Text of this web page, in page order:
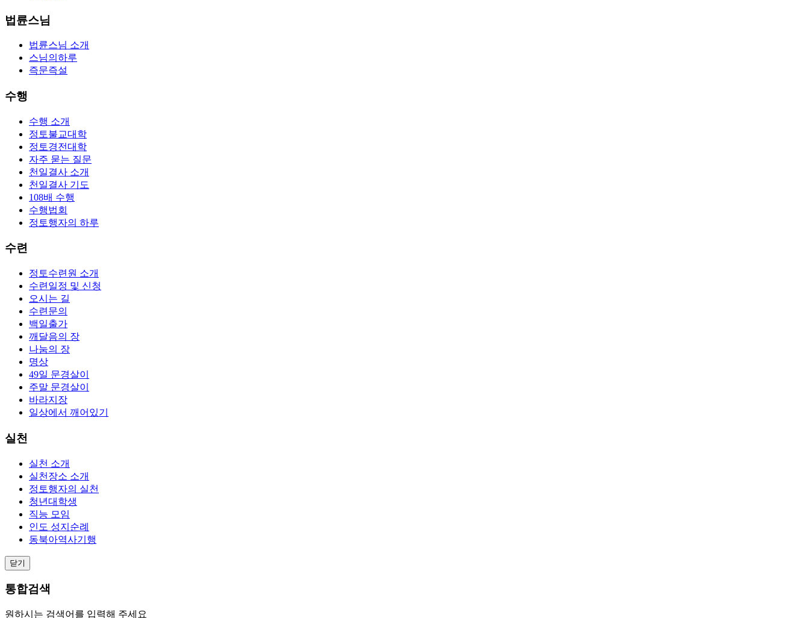
법륜스님
법륜스님 소개
스님의하루
즉문즉설
수행
수행 소개
정토불교대학
정토경전대학
자주 묻는 질문
천일결사 소개
천일결사 기도
108배 수행
수행법회
정토행자의 하루
수련
정토수련원 소개
수련일정 및 신청
오시는 길
수련문의
백일출가
깨달음의 장
나눔의 장
명상
49일 문경살이
주말 문경살이
바라지장
일상에서 깨어있기
실천
실천 소개
실천장소 소개
정토행자의 실천
청년대학생
직능 모임
인도 성지순례
동북아역사기행
닫기
통합검색
원하시는 검색어를 입력해 주세요